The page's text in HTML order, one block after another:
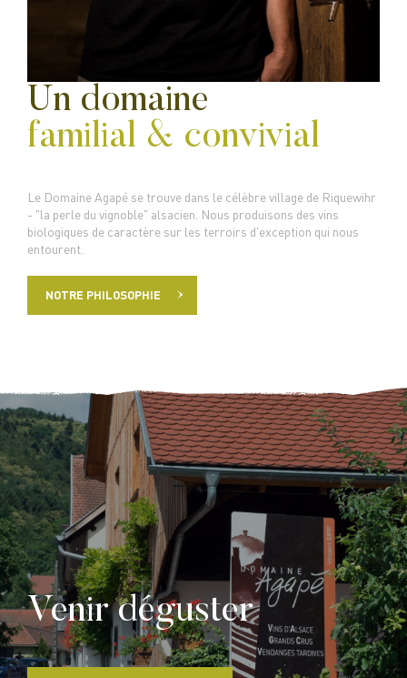
Un domaine
familial & convivial
Le Domaine Agapé se trouve dans le célèbre village de Riquewihr
- "la perle du vignoble" alsacien. Nous produisons des vins
biologiques de caractère sur les terroirs d'exception qui nous
entourent.
NOTRE PHILOSOPHIE
Venir déguster